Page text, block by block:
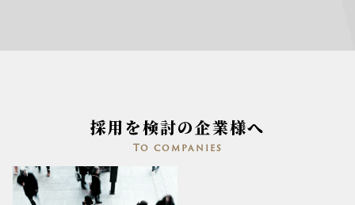
採用を検討の企業様へ
To companies